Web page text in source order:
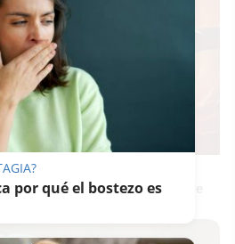
de la vieja escuela ¡Cómo los de
por qué el bostezo es